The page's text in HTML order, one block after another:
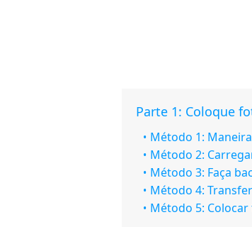
Parte 1: Coloque
Método 1:
Método 2:
Método 3: Faça
Método 4:
Método 5: